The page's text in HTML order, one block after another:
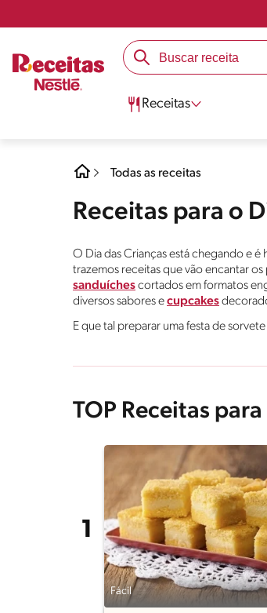
Receitas
Todas as receitas
Receitas para o
O Dia das Crianças está chegando e é
trazemos receitas que vão encantar
sanduíchescortados em formatos
diversos sabores ecupcakes
E que tal preparar uma festa de
TOP Receitas
Fácil